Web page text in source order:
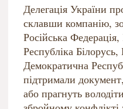
Делегація України
склавши компанію,
Російська
Республіка
Демократична
підтримали
або прагнуть